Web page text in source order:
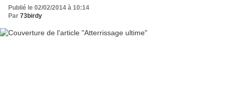
Publié le 02/02/2014 à 10:14
Par 73birdy